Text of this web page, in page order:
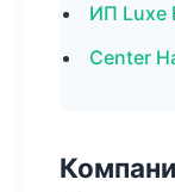
ИП Luxe
Center